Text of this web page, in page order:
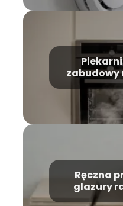
zabudowy
Ręczna
glazury
modele